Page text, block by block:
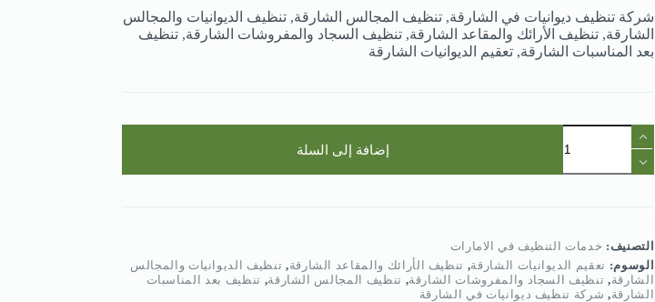
هو:
د.إ10.00.
هو:
د.إ5.00.
شركة تنظيف ديوانيات في الشارقة, تنظيف المجالس الشارقة, تنظيف الديوانيات والمجالس
الشارقة, تنظيف الأرائك والمقاعد الشارقة, تنظيف السجاد والمفروشات الشارقة, تنظيف
بعد المناسبات الشارقة, تعقيم الديوانيات الشارقة
كمية
شركة
تنظيف
إضافة إلى السلة
التصنيف: خدمات التنظيف في الامارات
الوسوم: تعقيم الديوانيات الشارقة, تنظيف الأرائك والمقاعد الشارقة, تنظيف الديوانيات والمجالس
الشارقة, تنظيف السجاد والمفروشات الشارقة, تنظيف المجالس الشارقة, تنظيف بعد المناسبات
الشارقة, شركة تنظيف ديوانيات في الشارقة